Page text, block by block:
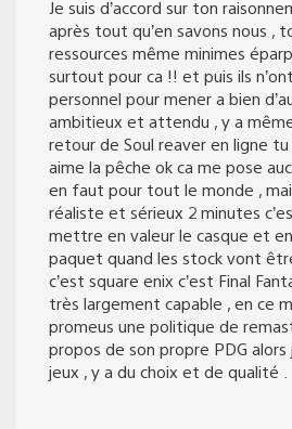
Je suis d’accord sur ton
après tout qu’en savons nous ,
ressources même minimes
surtout pour ca !! et puis ils
personnel pour mener a bien
ambitieux et attendu , y a
retour de Soul reaver en ligne
aime la pêche ok ca me pose
en faut pour tout le monde ,
réaliste et sérieux 2 minutes
mettre en valeur le casque et
paquet quand les stock vont
c’est square enix c’est Final
très largement capable , en ce
promeus une politique de
propos de son propre PDG alors
jeux , y a du choix et de qualité .